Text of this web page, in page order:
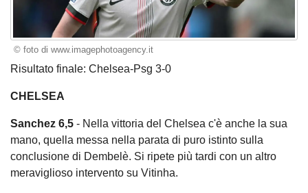
© foto di www.imagephotoagency.it
Risultato finale: Chelsea-Psg 3-0
CHELSEA
Sanchez 6,5 - Nella vittoria del Chelsea c'è anche la sua
mano, quella messa nella parata di puro istinto sulla
conclusione di Dembelè. Si ripete più tardi con un altro
meraviglioso intervento su Vitinha.